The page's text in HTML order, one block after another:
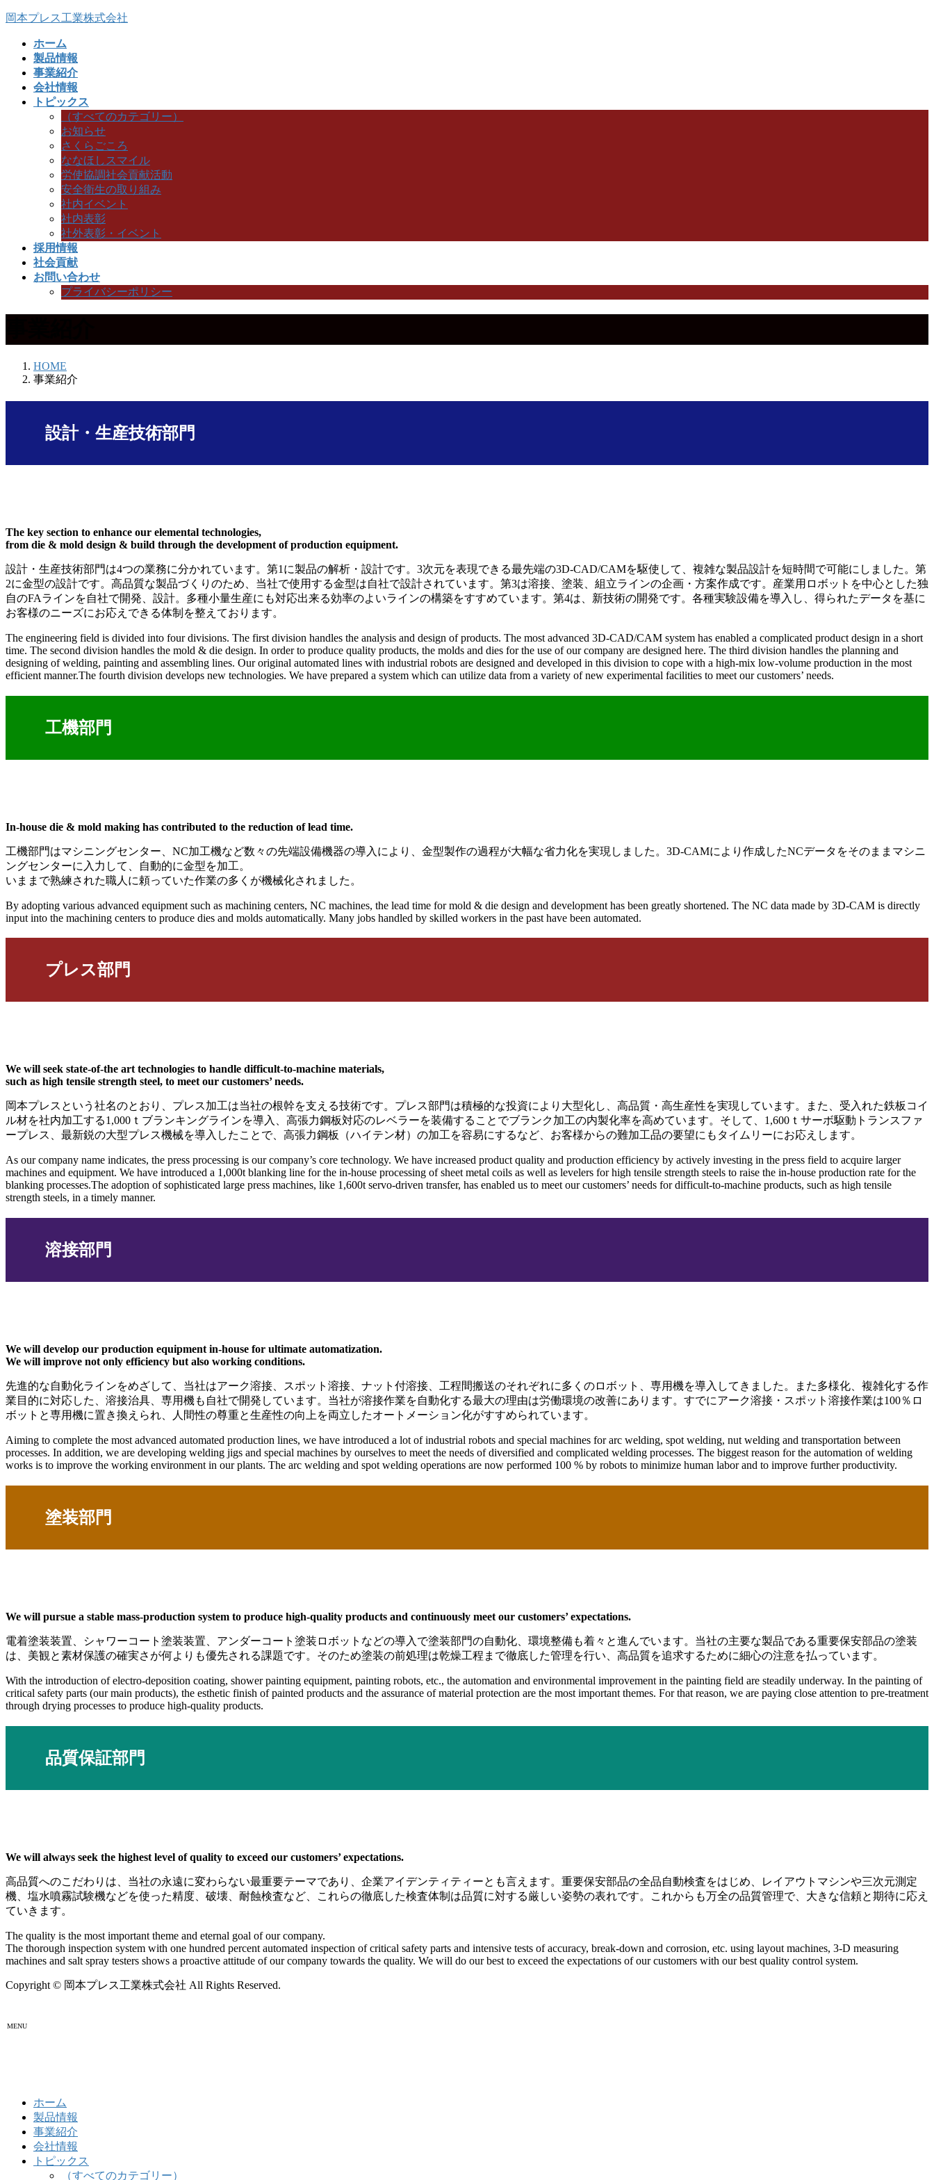
コ
ナ
岡本プレス工業株式会社
ホーム
製品情報
事業紹介
会社情報
トピックス
（すべてのカテゴリー）
お知らせ
さくらごころ
ななほしスマイル
労使協調社会貢献活動
安全衛生の取り組み
社内イベント
社内表彰
社外表彰・イベント
採用情報
社会貢献
お問い合わせ
プライバシーポリシー
HOME
事業紹介
設計・生産技術部門
The key section to enhance our elemental technologies,
from die & mold design & build through the development of production equipment.
設計・生産技術部門は4つの業務に分かれています。第1に製品の解析・設計です。3次元を表現できる最先端の3D-CAD/CAMを駆使して、複雑な製品設計を短時間で可能にしました。第
2に金型の設計です。高品質な製品づくりのため、当社で使用する金型は自社で設計されています。第3は溶接、塗装、組立ラインの企画・方案作成です。産業用ロボットを中心とした独
自のFAラインを自社で開発、設計。多種小量生産にも対応出来る効率のよいラインの構築をすすめています。第4は、新技術の開発です。各種実験設備を導入し、得られたデータを基に
お客様のニーズにお応えできる体制を整えております。
The engineering field is divided into four divisions. The first division handles the analysis and design of products. The most advanced 3D-CAD/CAM system has enabled a complicated product design in a short
time. The second division handles the mold & die design. In order to produce quality products, the molds and dies for the use of our company are designed here. The third division handles the planning and
designing of welding, painting and assembling lines. Our original automated lines with industrial robots are designed and developed in this division to cope with a high-mix low-volume production in the most
efficient manner.The fourth division develops new technologies. We have prepared a system which can utilize data from a variety of new experimental facilities to meet our customers’ needs.
工機部門
In-house die & mold making has contributed to the reduction of lead time.
工機部門はマシニングセンター、NC加工機など数々の先端設備機器の導入により、金型製作の過程が大幅な省力化を実現しました。3D-CAMにより作成したNCデータをそのままマシニ
ングセンターに入力して、自動的に金型を加工。
いままで熟練された職人に頼っていた作業の多くが機械化されました。
By adopting various advanced equipment such as machining centers, NC machines, the lead time for mold & die design and development has been greatly shortened. The NC data made by 3D-CAM is directly
input into the machining centers to produce dies and molds automatically. Many jobs handled by skilled workers in the past have been automated.
プレス部門
We will seek state-of-the art technologies to handle difficult-to-machine materials,
such as high tensile strength steel, to meet our customers’ needs.
岡本プレスという社名のとおり、プレス加工は当社の根幹を支える技術です。プレス部門は積極的な投資により大型化し、高品質・高生産性を実現しています。また、受入れた鉄板コイ
ル材を社内加工する1,000ｔブランキングラインを導入、高張力鋼板対応のレベラーを装備することでブランク加工の内製化率を高めています。そして、1,600ｔサーボ駆動トランスファ
ープレス、最新鋭の大型プレス機械を導入したことで、高張力鋼板（ハイテン材）の加工を容易にするなど、お客様からの難加工品の要望にもタイムリーにお応えします。
As our company name indicates, the press processing is our company’s core technology. We have increased product quality and production efficiency by actively investing in the press field to acquire larger
machines and equipment. We have introduced a 1,000t blanking line for the in-house processing of sheet metal coils as well as levelers for high tensile strength steels to raise the in-house production rate for the
blanking processes.The adoption of sophisticated large press machines, like 1,600t servo-driven transfer, has enabled us to meet our customers’ needs for difficult-to-machine products, such as high tensile
strength steels, in a timely manner.
溶接部門
We will develop our production equipment in-house for ultimate automatization.
We will improve not only efficiency but also working conditions.
先進的な自動化ラインをめざして、当社はアーク溶接、スポット溶接、ナット付溶接、工程間搬送のそれぞれに多くのロボット、専用機を導入してきました。また多様化、複雑化する作
業目的に対応した、溶接治具、専用機も自社で開発しています。当社が溶接作業を自動化する最大の理由は労働環境の改善にあります。すでにアーク溶接・スポット溶接作業は100％ロ
ボットと専用機に置き換えられ、人間性の尊重と生産性の向上を両立したオートメーション化がすすめられています。
Aiming to complete the most advanced automated production lines, we have introduced a lot of industrial robots and special machines for arc welding, spot welding, nut welding and transportation between
processes. In addition, we are developing welding jigs and special machines by ourselves to meet the needs of diversified and complicated welding processes. The biggest reason for the automation of welding
works is to improve the working environment in our plants. The arc welding and spot welding operations are now performed 100 % by robots to minimize human labor and to improve further productivity.
塗装部門
We will pursue a stable mass-production system to produce high-quality products and continuously meet our customers’ expectations.
電着塗装装置、シャワーコート塗装装置、アンダーコート塗装ロボットなどの導入で塗装部門の自動化、環境整備も着々と進んでいます。当社の主要な製品である重要保安部品の塗装
は、美観と素材保護の確実さが何よりも優先される課題です。そのため塗装の前処理は乾燥工程まで徹底した管理を行い、高品質を追求するために細心の注意を払っています。
With the introduction of electro-deposition coating, shower painting equipment, painting robots, etc., the automation and environmental improvement in the painting field are steadily underway. In the painting of
critical safety parts (our main products), the esthetic finish of painted products and the assurance of material protection are the most important themes. For that reason, we are paying close attention to pre-treatment
through drying processes to produce high-quality products.
品質保証部門
We will always seek the highest level of quality to exceed our customers’ expectations.
高品質へのこだわりは、当社の永遠に変わらない最重要テーマであり、企業アイデンティティーとも言えます。重要保安部品の全品自動検査をはじめ、レイアウトマシンや三次元測定
機、塩水噴霧試験機などを使った精度、破壊、耐蝕検査など、これらの徹底した検査体制は品質に対する厳しい姿勢の表れです。これからも万全の品質管理で、大きな信頼と期待に応え
ていきます。
The quality is the most important theme and eternal goal of our company.
The thorough inspection system with one hundred percent automated inspection of critical safety parts and intensive tests of accuracy, break-down and corrosion, etc. using layout machines, 3-D measuring
machines and salt spray testers shows a proactive attitude of our company towards the quality. We will do our best to exceed the expectations of our customers with our best quality control system.
Copyright © 岡本プレス工業株式会社 All Rights Reserved.
MENU
ホーム
製品情報
事業紹介
会社情報
トピックス
（すべてのカテゴリー）